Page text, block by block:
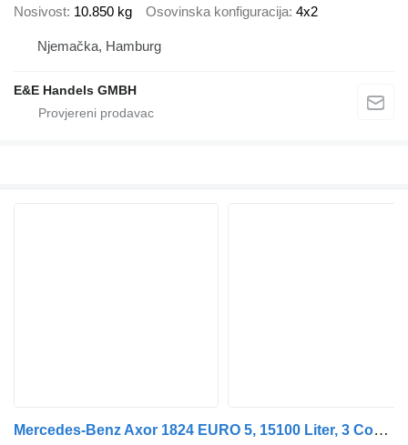
Nosivost 10.850 kg Osovinska konfiguracija 4x2
Njemačka, Hamburg
E&E Handels GMBH
Mercedes-Benz Axor 1824 EURO 5, 15100 Liter, 3 Comp, Fuel